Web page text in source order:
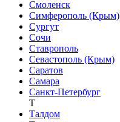
Смоленск
Симферополь (Крым)
Сургут
Сочи
Ставрополь
Севастополь (Крым)
Саратов
Самара
Санкт-Петербург
Т
Талдом